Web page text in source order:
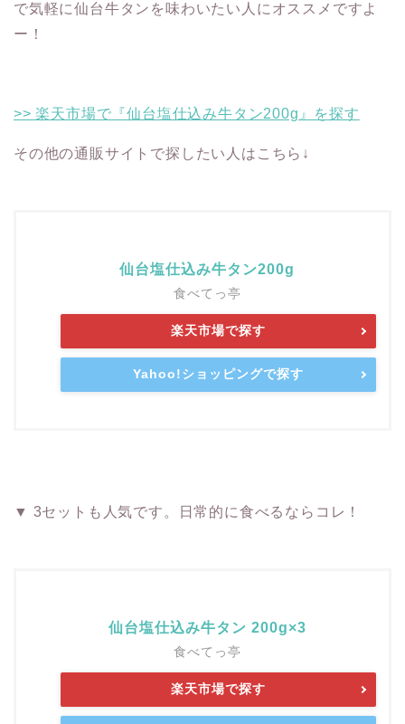
で気軽に仙台牛タンを味わいたい人にオススメですよ
ー！
>> 楽天市場で『仙台塩仕込み牛タン200g』を探す
その他の通販サイトで探したい人はこちら↓
仙台塩仕込み牛タン200g
食べてっ亭
楽天市場で探す
Yahoo!ショッピングで探す
▼ 3セットも人気です。日常的に食べるならコレ！
仙台塩仕込み牛タン 200g×3
食べてっ亭
楽天市場で探す